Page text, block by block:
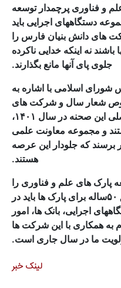
و فناوری پرچمدار توسعه
دستگاههای اجرایی باید
های دانش بنیان فارس را
باشند نه اینکه خدایی ناکرده
جلوی پای آنها مانع بگذارند.
شورای اسلامی با اشاره به
شعار سال و شرکت های
دانش بنیان، گفت: بازیگران اصلی این صحنه در سال ۱۴۰۱،
و مجموعه معاونت علمی
برسند که جلودار این عرصه
هستند.
پارک های علم و فناوری را
ضروری برشمرد و گفت: یک افق ۵۰ساله برای پارک ها باید در
اجرایی، بانک ها، امور
به همکاری با این شرکت ها
ما در سال جاری است.
لینک خبر